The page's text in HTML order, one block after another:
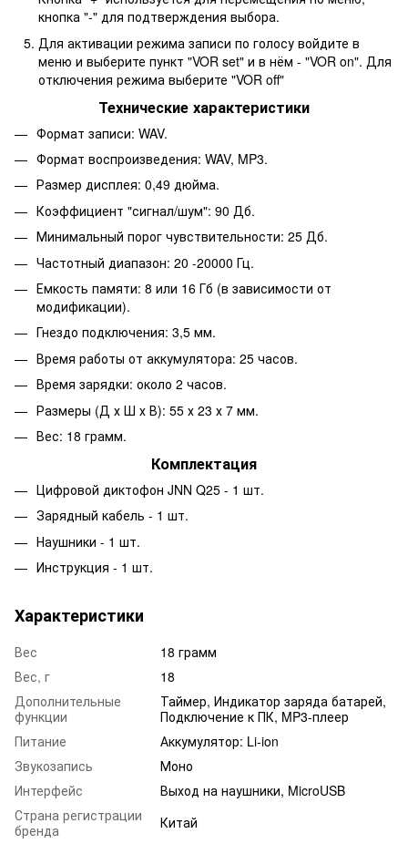
кнопка "-" для подтверждения выбора.
Для активации режима записи по голосу войдите в
меню и выберите пункт "VOR set" и в нём - "VOR on". Для
отключения режима выберите "VOR off"
Технические характеристики
Формат записи: WAV.
Формат воспроизведения: WAV, MP3.
Размер дисплея: 0,49 дюйма.
Коэффициент "сигнал/шум": 90 Дб.
Минимальный порог чувствительности: 25 Дб.
Частотный диапазон: 20 -20000 Гц.
Емкость памяти: 8 или 16 Гб (в зависимости от
модификации).
Гнездо подключения: 3,5 мм.
Время работы от аккумулятора: 25 часов.
Время зарядки: около 2 часов.
Размеры (Д х Ш х В): 55 х 23 х 7 мм.
Вес: 18 грамм.
Комплектация
Цифровой диктофон JNN Q25 - 1 шт.
Зарядный кабель - 1 шт.
Наушники - 1 шт.
Инструкция - 1 шт.
Характеристики
Вес
18 грамм
Вес, г
18
Дополнительные
функции
Таймер, Индикатор заряда батарей,
Подключение к ПК, MP3-плеер
Питание
Аккумулятор: Li-ion
Звукозапись
Моно
Интерфейс
Выход на наушники, MicroUSB
Страна регистрации
бренда
Китай